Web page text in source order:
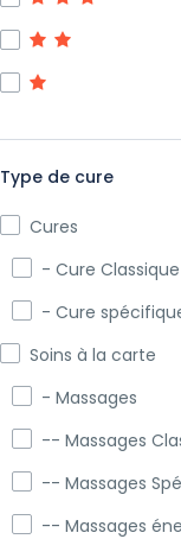
Type de cure
Cures
- Cure Classique
- Cure
Soins à la carte
- Massages
-- Massages
-- Massages
-- Massages